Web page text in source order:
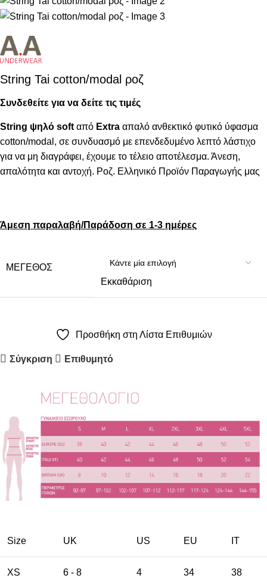
String Tai cotton/modal ροζ
Συνδεθείτε για να δείτε τις τιμές
String ψηλό soft από Extra απαλό ανθεκτικό φυτικό ύφασμα
cotton/modal, σε συνδυασμό με επενδεδυμένο λεπτό λάστιχο
για να μη διαγράφει, έχουμε το τέλειο αποτέλεσμα. Άνεση,
απαλότητα και αντοχή. Ροζ. Ελληνικό Προϊόν Παραγωγής μας
Άμεση παραλαβή/Παράδοση σε 1-3 ημέρες
ΜΈΓΕΘΟΣ
Εκκαθάριση
Προσθήκη στη Λίστα Επιθυμιών
Σύγκριση Επιθυμητό
Size UK US EU ΙΤ
XS 6 - 8 4 34 38